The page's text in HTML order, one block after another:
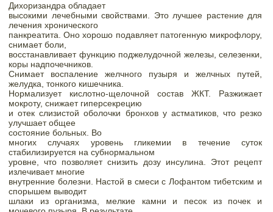
Дихоризандра обладает
высокими лечебными свойствами. Это лучшее растение для
лечения хронического
панкреатита. Оно хорошо подавляет патогенную микрофлору,
снимает боли,
восстанавливает функцию поджелудочной железы, селезенки,
коры надпочечников.
Снимает воспаление желчного пузыря и желчных путей,
желудка, тонкого кишечника.
Нормализует кислотно-щелочной состав ЖКТ. Разжижает
мокроту, снижает гиперсекрецию
и отек слизистой оболочки бронхов у астматиков, что резко
улучшает общее
состояние больных. Во
многих случаях уровень гликемии в течение суток
стабилизируется на субнормальном
уровне, что позволяет снизить дозу инсулина. Этот рецепт
излечивает многие
внутренние болезни. Настой в смеси с Лофантом тибетским и
спорышем выводит
шлаки из организма, мелкие камни и песок из почек и